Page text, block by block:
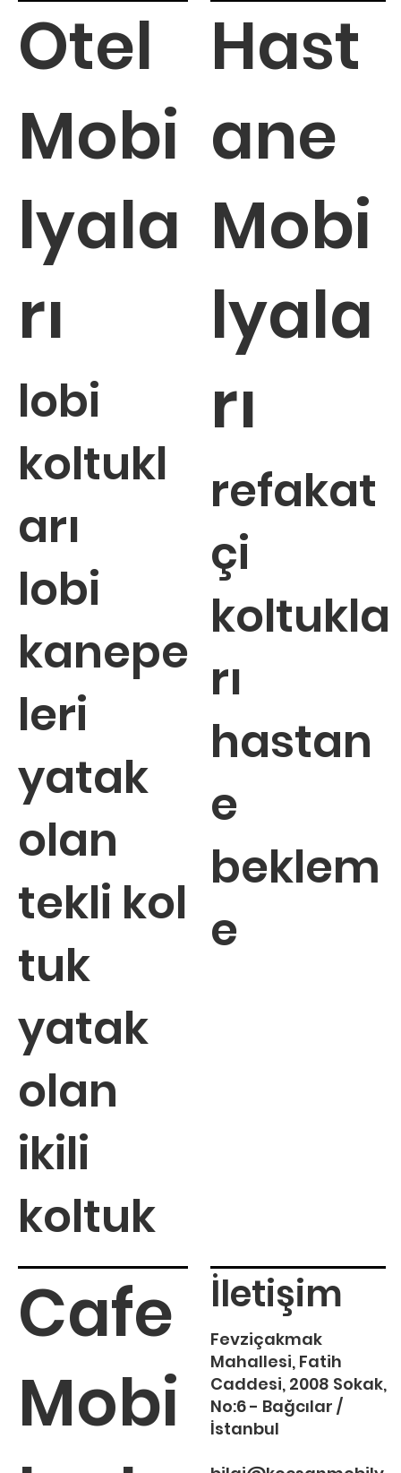
Otel
Mobi
lyala
rı
lobi
koltukl
arı
lobi
kanepe
leri
yatak
olan
tekli kol
tuk
yatak
olan
ikili
koltuk
Hast
ane
Mobi
lyala
rı
refakat
çi
koltukla
rı
hastan
e
beklem
e
Cafe
Mobi
İletişim
Fevziçakmak
Mahallesi, Fatih
Caddesi, 2008 Sokak,
No:6 - Bağcılar /
İstanbul